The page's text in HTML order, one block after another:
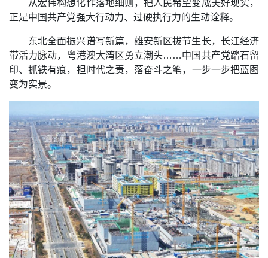
从宏伟构想化作落地细则，把人民希望变成美好现实，
正是中国共产党强大行动力、过硬执行力的生动诠释。
东北全面振兴谱写新篇，雄安新区拔节生长，长江经济
带活力脉动，粤港澳大湾区勇立潮头……中国共产党踏石留
印、抓铁有痕，担时代之责，落奋斗之笔，一步一步把蓝图
变为实景。